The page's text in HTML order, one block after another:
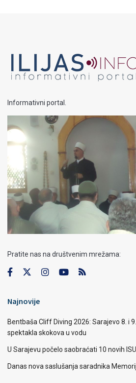
Informativni portal.
Pratite nas na društvenim mrežama:
Najnovije
Bentbaša Cliff Diving 2026: Sarajevo 8. i
spektakla skokova u vodu
U Sarajevu počelo saobraćati 10 novih
Danas nova saslušanja saradnika